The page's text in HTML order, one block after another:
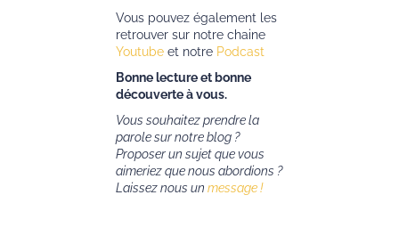
Vous pouvez également les
retrouver sur notre chaine
Youtube et notre Podcast
Bonne lecture et bonne
découverte à vous.
Vous souhaitez prendre la
parole sur notre blog ?
Proposer un sujet que vous
aimeriez que nous abordions ?
Laissez nous un message !